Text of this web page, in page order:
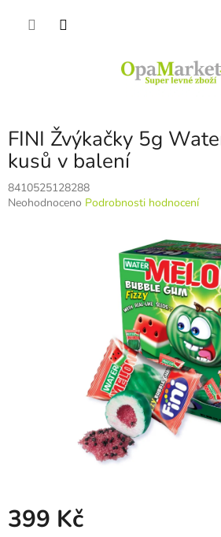
FINI Žvýkačky 5g
kusů v balení
8410525128288
Průměrné
Neohodnoceno Podrobnosti hodnocení
399 Kč